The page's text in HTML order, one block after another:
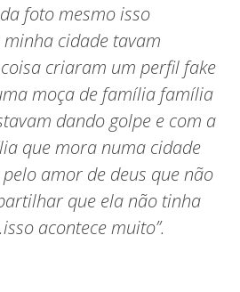
foto mesmo isso
cidade tavam
criaram um perfil fake
moça de família família
dando golpe e com a
que mora numa cidade
amor de deus que não
que ela não tinha
acontece muito”.